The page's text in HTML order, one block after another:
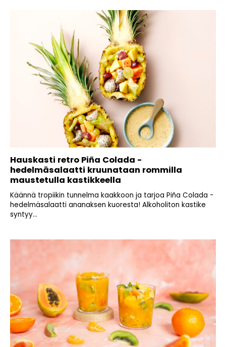
Hauskasti retro Piña Colada -
hedelmäsalaatti kruunataan rommilla
maustetulla kastikkeella
Käännä tropiikin tunnelma kaakkoon ja tarjoa Piña Colada -
hedelmäsalaatti ananaksen kuoresta! Alkoholiton kastike
syntyy...